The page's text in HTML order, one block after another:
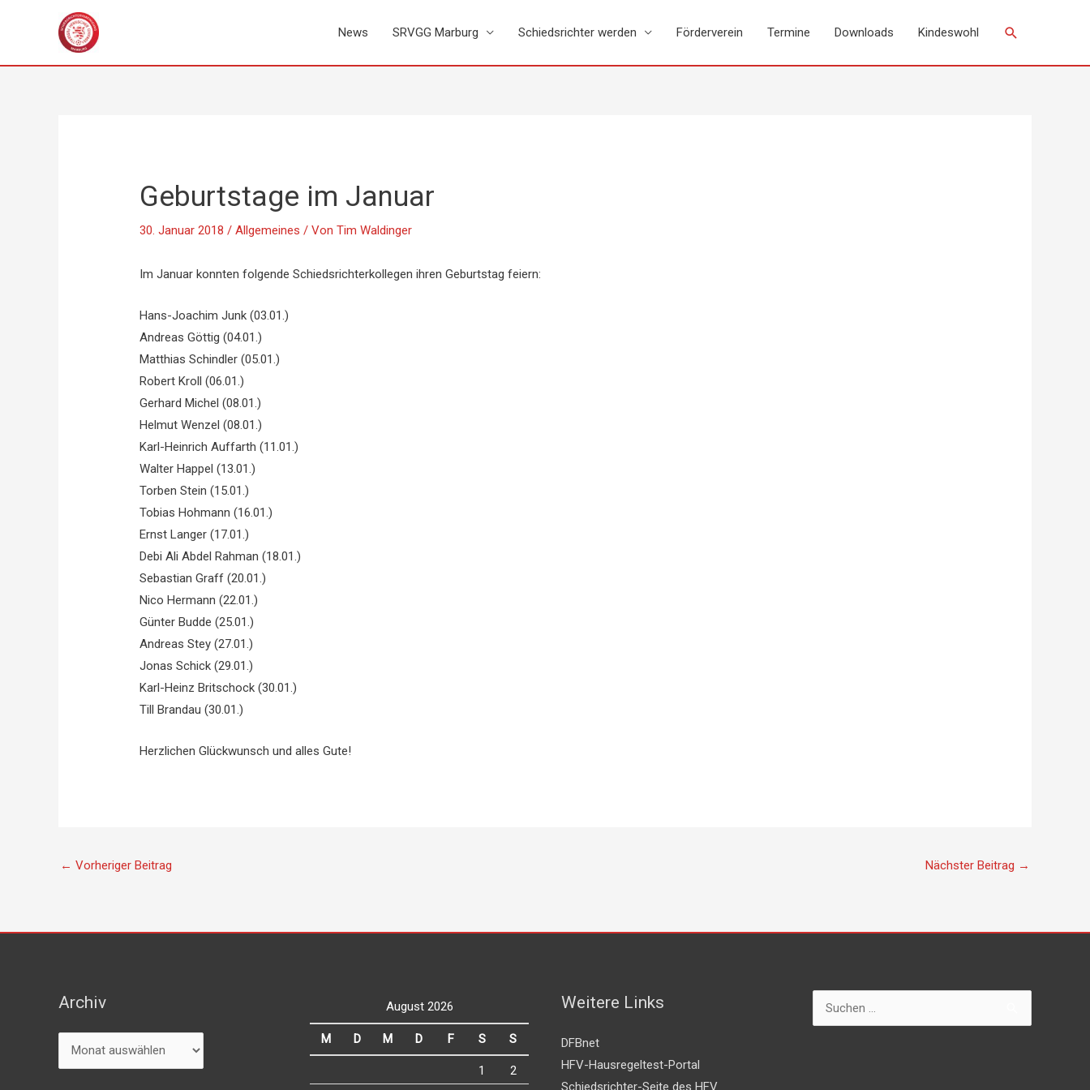
News SRVGG Marburg Schiedsrichter werden Förderverein Termine Downloads Kindeswohl Suchen
Geburtstage im Januar
30. Januar 2018/Allgemeines / VonTim Waldinger
Im Januar konnten folgende Schiedsrichterkollegen ihren Geburtstag feiern:
Hans-Joachim Junk (03.01.)
Andreas Göttig (04.01.)
Matthias Schindler (05.01.)
Robert Kroll (06.01.)
Gerhard Michel (08.01.)
Helmut Wenzel (08.01.)
Karl-Heinrich Auffarth (11.01.)
Walter Happel (13.01.)
Torben Stein (15.01.)
Tobias Hohmann (16.01.)
Ernst Langer (17.01.)
Debi Ali Abdel Rahman (18.01.)
Sebastian Graff (20.01.)
Nico Hermann (22.01.)
Günter Budde (25.01.)
Andreas Stey (27.01.)
Jonas Schick (29.01.)
Karl-Heinz Britschock (30.01.)
Till Brandau (30.01.)
Herzlichen Glückwunsch und alles Gute!
← Vorheriger Beitrag Nächster Beitrag →
Archiv
Archiv August 2026
M D M D F S S
1
2
Weitere Links
DFBnet
HFV-Hausregeltest-Portal
Schiedsrichter-Seite des HFV
Suchen